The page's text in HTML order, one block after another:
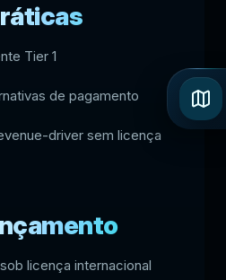
Tier 1
de pagamento
driver sem licença
licença internacional